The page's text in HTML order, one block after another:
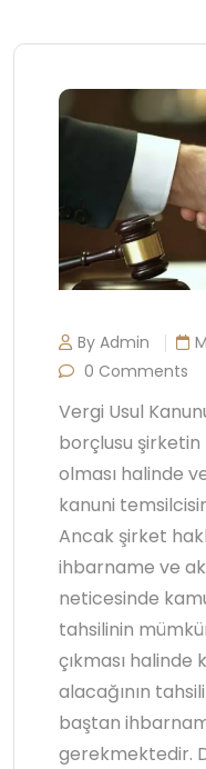
By Admin
0 Comments
Vergi Usul
borçlusu şirketin
olması halinde
kanuni
Ancak şirket
ihbarname ve
neticesinde
tahsilinin
çıkması
alacağının
baştan
gerekmektedir.